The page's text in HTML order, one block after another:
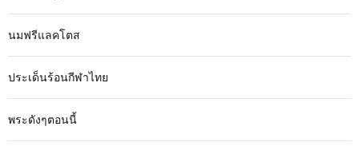
นมฟรีแลคโตส
ประเด็นร้อนกีฬาไทย
พระดังๆตอนนี้